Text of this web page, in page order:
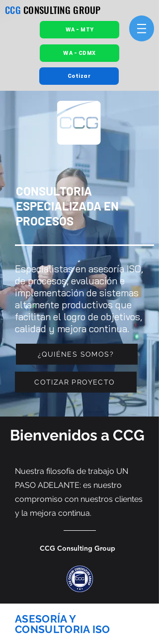
CCG CONSULTING GROUP
WA - MTY
WA - CDMX
Cotizar
CONSULTORIA
ESPECIALIZADA EN
PROCESOS
Especialistas en asesoría ISO,
de procesos, evaluación e
implementación de sistemas
altamente productivos que
facilitan el logro de objetivos,
calidad y mejora continua.
¿QUIÉNES SOMOS?
COTIZAR PROYECTO
Bienvenidos a CCG
Nuestra filosofía de trabajo UN
PASO ADELANTE: es nuestro
compromiso con nuestros clientes
y la mejora continua.
CCG Consulting Group
ASESORÍA Y
CONSULTORIA ISO